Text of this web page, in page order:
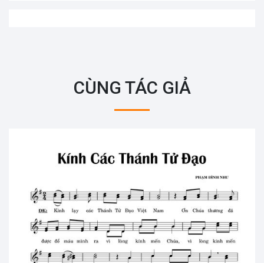
CÙNG TÁC GIẢ